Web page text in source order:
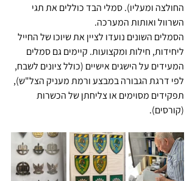
החולצה ומעליו). סמלי הבד כוללים את תגי
השרוול ואותות המערכה.
הסמלים השונים נועדו לציין את שיוכו של החייל
ליחידות, חילות ומקצועות. קיימים גם סמלים
המעידים על הישגים אישיים (כולל ציונים לשבח,
לפי דרגת הגבורה במבצע ורמת מעניק הצל"ש),
תפקידים מסוימים או צליחתן של הכשרות
(קורסים).